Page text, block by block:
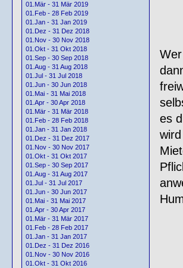
01.Mär - 31 Mär 2019
01.Feb - 28 Feb 2019
01.Jan - 31 Jan 2019
01.Dez - 31 Dez 2018
01.Nov - 30 Nov 2018
01.Okt - 31 Okt 2018
01.Sep - 30 Sep 2018
01.Aug - 31 Aug 2018
01.Jul - 31 Jul 2018
01.Jun - 30 Jun 2018
01.Mai - 31 Mai 2018
01.Apr - 30 Apr 2018
01.Mär - 31 Mär 2018
01.Feb - 28 Feb 2018
01.Jan - 31 Jan 2018
01.Dez - 31 Dez 2017
01.Nov - 30 Nov 2017
01.Okt - 31 Okt 2017
01.Sep - 30 Sep 2017
01.Aug - 31 Aug 2017
01.Jul - 31 Jul 2017
01.Jun - 30 Jun 2017
01.Mai - 31 Mai 2017
01.Apr - 30 Apr 2017
01.Mär - 31 Mär 2017
01.Feb - 28 Feb 2017
01.Jan - 31 Jan 2017
01.Dez - 31 Dez 2016
01.Nov - 30 Nov 2016
01.Okt - 31 Okt 2016
es